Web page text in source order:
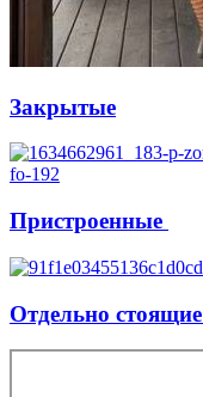
Закрытые
Пристроенные
Отдельно стоящие